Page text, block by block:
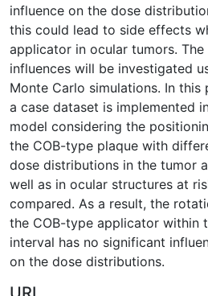
influence on the dose
this could lead to side effects
applicator in ocular tumors. The
influences will be investigated
Monte Carlo simulations. In this
a case dataset is implemented
model considering the
the COB-type plaque with
dose distributions in the tumor
well as in ocular structures at
compared. As a result, the
the COB-type applicator within
interval has no significant
on the dose distributions.